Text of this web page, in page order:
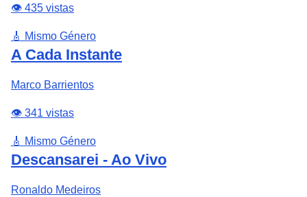
👁️ 435 vistas
🎸 Mismo Género
A Cada Instante
Marco Barrientos
👁️ 341 vistas
🎸 Mismo Género
Descansarei - Ao Vivo
Ronaldo Medeiros